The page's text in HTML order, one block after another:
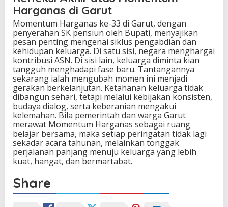
Harganas di Garut
Momentum Harganas ke-33 di Garut, dengan
penyerahan SK pensiun oleh Bupati, menyajikan
pesan penting mengenai siklus pengabdian dan
kehidupan keluarga. Di satu sisi, negara menghargai
kontribusi ASN. Di sisi lain, keluarga diminta kian
tangguh menghadapi fase baru. Tantangannya
sekarang ialah mengubah momen ini menjadi
gerakan berkelanjutan. Ketahanan keluarga tidak
dibangun sehari, tetapi melalui kebijakan konsisten,
budaya dialog, serta keberanian mengakui
kelemahan. Bila pemerintah dan warga Garut
merawat Momentum Harganas sebagai ruang
belajar bersama, maka setiap peringatan tidak lagi
sekadar acara tahunan, melainkan tonggak
perjalanan panjang menuju keluarga yang lebih
kuat, hangat, dan bermartabat.
Share